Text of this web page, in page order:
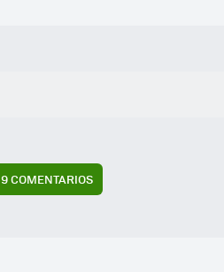
9 COMENTARIOS